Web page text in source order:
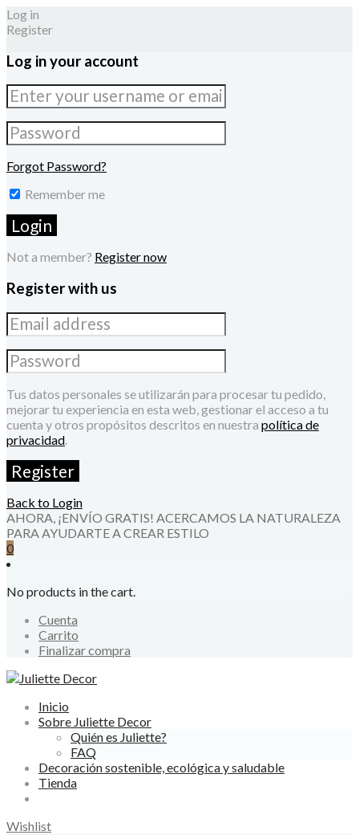
Log in
Register
Log in your account
Forgot Password?
Remember me
Not a member? Register now
Register with us
Tus datos personales se utilizarán para procesar tu pedido,
mejorar tu experiencia en esta web, gestionar el acceso a tu
cuenta y otros propósitos descritos en nuestra política de
privacidad.
Back to Login
AHORA, ¡ENVÍO GRATIS! ACERCAMOS LA NATURALEZA
PARA AYUDARTE A CREAR ESTILO
0
No products in the cart.
Cuenta
Carrito
Finalizar compra
Inicio
Sobre Juliette Decor
Quién es Juliette?
FAQ
Decoración sostenible, ecológica y saludable
Tienda
Wishlist